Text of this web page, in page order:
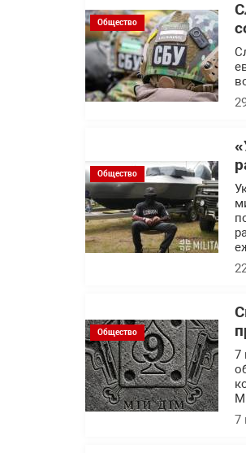
Общество
Общество
Общество
7
7